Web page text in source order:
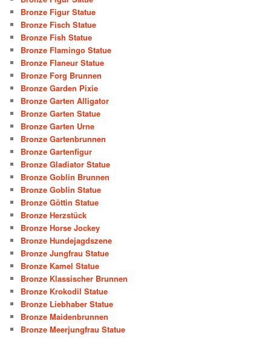
Bronze Figur Statue
Bronze Fisch Statue
Bronze Fish Statue
Bronze Flamingo Statue
Bronze Flaneur Statue
Bronze Forg Brunnen
Bronze Garden Pixie
Bronze Garten Alligator
Bronze Garten Statue
Bronze Garten Urne
Bronze Gartenbrunnen
Bronze Gartenfigur
Bronze Gladiator Statue
Bronze Goblin Brunnen
Bronze Goblin Statue
Bronze Göttin Statue
Bronze Herzstück
Bronze Horse Jockey
Bronze Hundejagdszene
Bronze Jungfrau Statue
Bronze Kamel Statue
Bronze Klassischer Brunnen
Bronze Krokodil Statue
Bronze Liebhaber Statue
Bronze Maidenbrunnen
Bronze Meerjungfrau Statue